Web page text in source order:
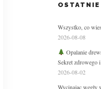
Wszystko, co
2026-08-08
Opalanie
Sekret zdrowego
2026-08-02
Wycinając węgły